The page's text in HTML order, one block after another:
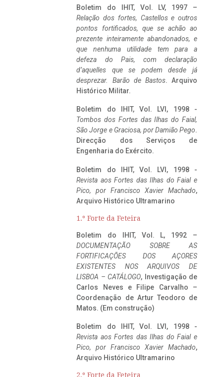
Boletim do IHIT, Vol. LV, 1997 –
Relação dos fortes, Castellos e outros
pontos fortificados, que se achão ao
prezente inteiramente abandonados, e
que nenhuma utilidade tem para a
defeza do Pais, com declaração
d’aquelles que se podem desde já
desprezar. Barão de Bastos. Arquivo
Histórico Militar.
Boletim do IHIT, Vol. LVI, 1998 -
Tombos dos Fortes das Ilhas do Faial,
São Jorge e Graciosa, por Damião Pego.
Direcção dos Serviços de
Engenharia do Exército.
Boletim do IHIT, Vol. LVI, 1998 -
Revista aos Fortes das Ilhas do Faial e
Pico, por Francisco Xavier Machado,
Arquivo Histórico Ultramarino
1.º Forte da Feteira
Boletim do IHIT, Vol. L, 1992 –
DOCUMENTAÇÃO SOBRE AS
FORTIFICAÇÕES DOS AÇORES
EXISTENTES NOS ARQUIVOS DE
LISBOA – CATÁLOGO, Investigação de
Carlos Neves e Filipe Carvalho –
Coordenação de Artur Teodoro de
Matos. (Em construção)
Boletim do IHIT, Vol. LVI, 1998 -
Revista aos Fortes das Ilhas do Faial e
Pico, por Francisco Xavier Machado,
Arquivo Histórico Ultramarino
2.º Forte da Feteira